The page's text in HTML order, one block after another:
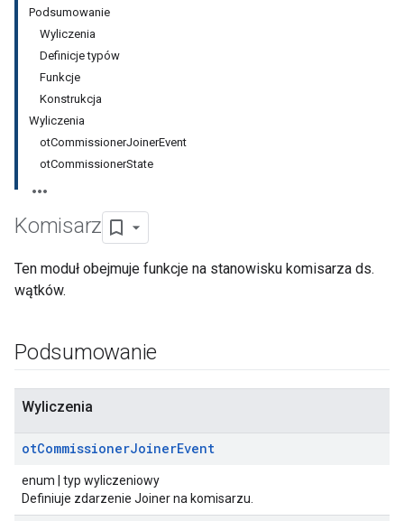
Podsumowanie
Wyliczenia
Definicje typów
Funkcje
Konstrukcja
Wyliczenia
otCommissionerJoinerEvent
otCommissionerState
Komisarz
Ten moduł obejmuje funkcje na stanowisku komisarza ds.
wątków.
Podsumowanie
Wyliczenia
otCommissionerJoinerEvent
enum | typ wyliczeniowy
Definiuje zdarzenie Joiner na komisarzu.